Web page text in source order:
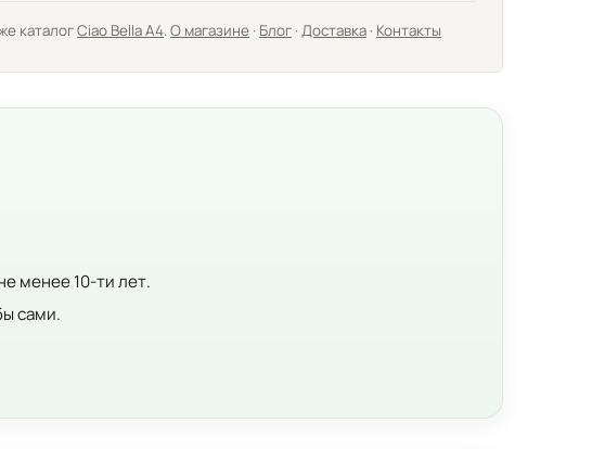
каталогCiao Bella А4.О магазине · Блог · Доставка · Контакты
менее 10-ти лет.
сами.